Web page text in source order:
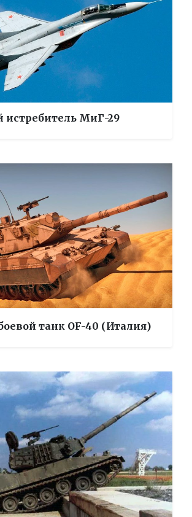
истребитель МиГ-29
танк OF-40 (Италия)